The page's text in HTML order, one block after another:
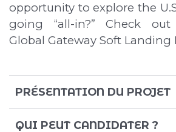
opportunity to explore the
going “all-in?” Check
Global Gateway Soft Landing
PRÉSENTATION DU PROJET
QUI PEUT CANDIDATER ?